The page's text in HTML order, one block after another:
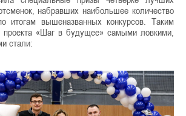
набравших наибольшее количество
итогам вышеназванных конкурсов. Таким
«Шаг в будущее» самыми ловкими,
стали: